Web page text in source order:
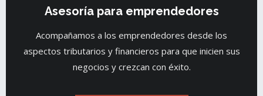
Asesoría para emprendedores
Acompañamos a los emprendedores desde los
aspectos tributarios y financieros para que inicien sus
negocios y crezcan con éxito.